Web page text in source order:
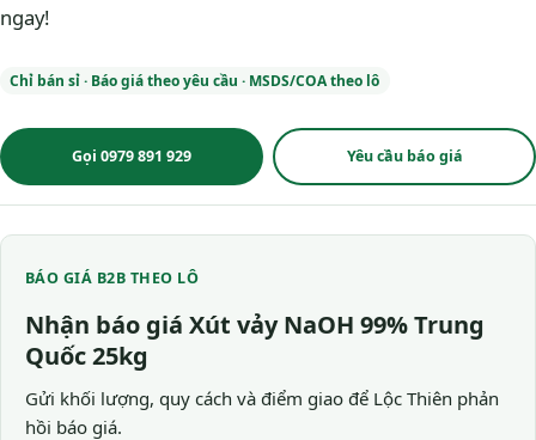
ngay!
Chỉ bán sỉ · Báo giá theo yêu cầu · MSDS/COA theo lô
Gọi 0979 891 929 Yêu cầu báo giá
BÁO GIÁ B2B THEO LÔ
Nhận báo giá Xút vảy NaOH 99% Trung
Quốc 25kg
Gửi khối lượng, quy cách và điểm giao để Lộc Thiên phản
hồi báo giá.